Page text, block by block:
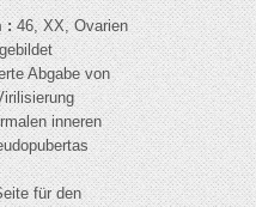
:46, XX, Ovarien
Abgabe von
inneren
für den